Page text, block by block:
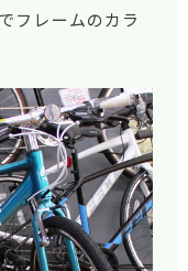
フレームのカラ